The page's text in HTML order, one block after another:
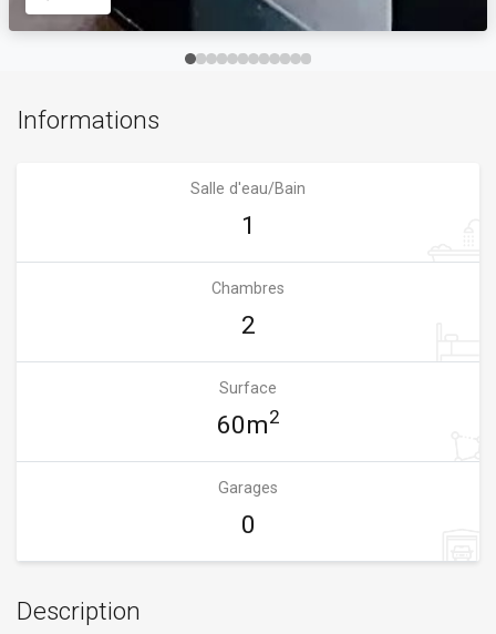
Informations
Salle d'eau/Bain
1
Chambres
2
Surface
60m2
Garages
0
Description